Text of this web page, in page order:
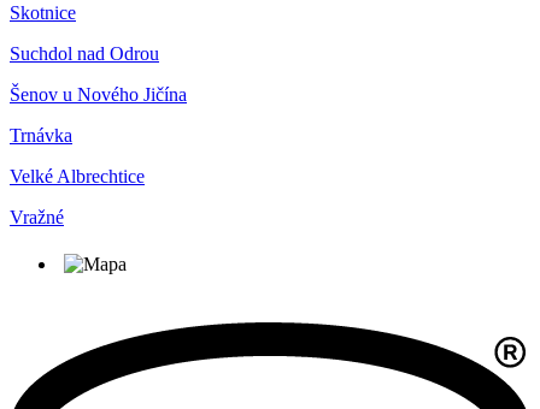
Skotnice
Suchdol nad Odrou
Šenov u Nového Jičína
Trnávka
Velké Albrechtice
Vražné